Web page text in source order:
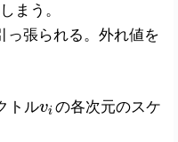
まう。
張られる。外れ値を
トルvi の各次元のスケ